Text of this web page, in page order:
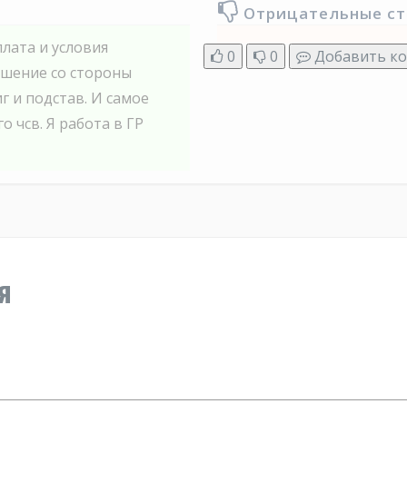
и условия
со стороны
и подстав. И самое
чсв. Я работа в ГР
Отрицательные
0 0 Добавить